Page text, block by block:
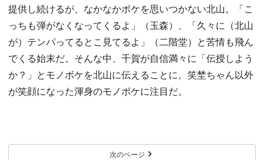
提供し続けるが、なかなかボケを思いつかない北山。「こ
っちも弾がなくなってくるよ」（玉森）、「久々に（北山
が）テンパってるとこ見てるよ」（二階堂）と苦情も飛ん
でくる始末だ。そんな中、千賀が自信満々に「伝授しよう
か？」とモノボケを北山に伝えることに。笑埜ちゃん以外
が笑顔になった渾身のモノボケに注目だ。
次のページ